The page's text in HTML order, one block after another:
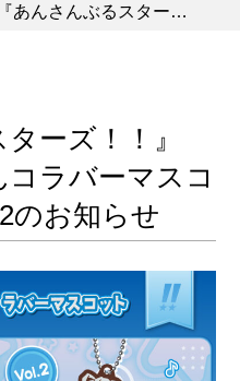
『あんさんぶるスターズ！！』「おなまえぴたんコラバーマスコット」vol.1 & vol.2のお知らせ
ーズ！！』
コラバーマスコ
のお知らせ